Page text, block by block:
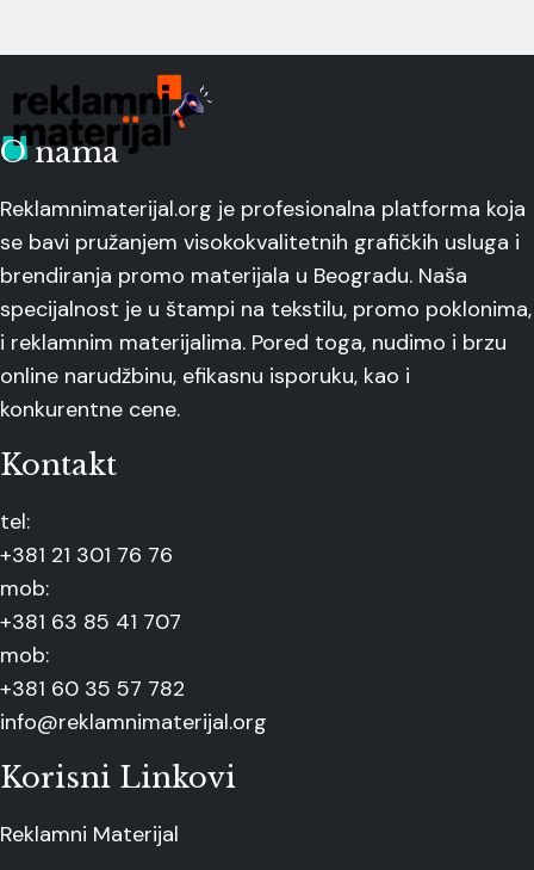
O nama
Reklamnimaterijal.org je profesionalna platforma koja
se bavi pružanjem visokokvalitetnih grafičkih usluga i
brendiranja promo materijala u Beogradu. Naša
specijalnost je u štampi na tekstilu, promo poklonima,
i reklamnim materijalima. Pored toga, nudimo i brzu
online narudžbinu, efikasnu isporuku, kao i
konkurentne cene.
Kontakt
tel:
+381 21 301 76 76
mob:
+381 63 85 41 707
mob:
+381 60 35 57 782
info@reklamnimaterijal.org
Korisni Linkovi
Reklamni Materijal